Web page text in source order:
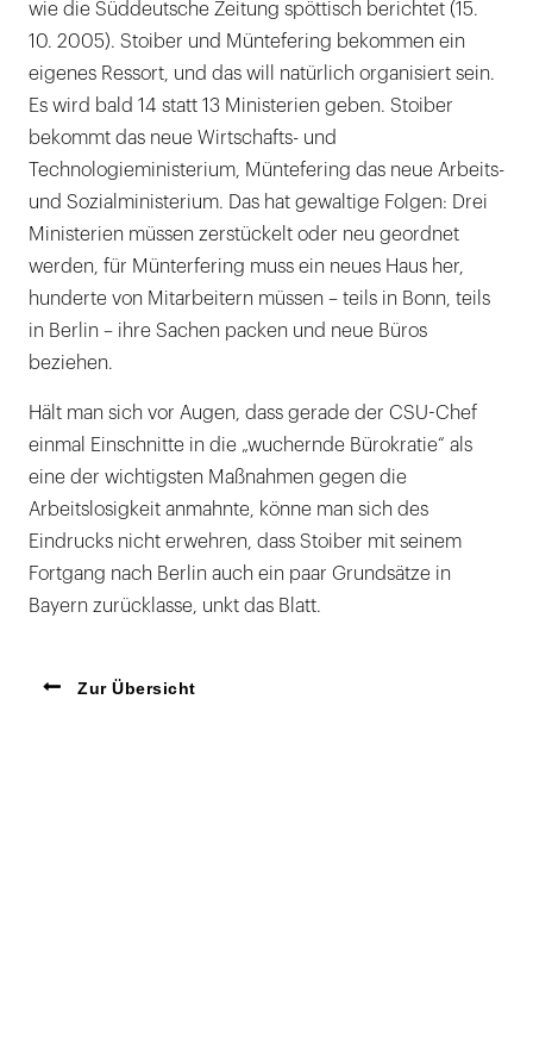
wie die Süddeutsche Zeitung spöttisch berichtet (15.
10. 2005). Stoiber und Müntefering bekommen ein
eigenes Ressort, und das will natürlich organisiert sein.
Es wird bald 14 statt 13 Ministerien geben. Stoiber
bekommt das neue Wirtschafts- und
Technologieministerium, Müntefering das neue Arbeits-
und Sozialministerium. Das hat gewaltige Folgen: Drei
Ministerien müssen zerstückelt oder neu geordnet
werden, für Münterfering muss ein neues Haus her,
hunderte von Mitarbeitern müssen – teils in Bonn, teils
in Berlin – ihre Sachen packen und neue Büros
beziehen.
Hält man sich vor Augen, dass gerade der CSU-Chef
einmal Einschnitte in die „wuchernde Bürokratie“ als
eine der wichtigsten Maßnahmen gegen die
Arbeitslosigkeit anmahnte, könne man sich des
Eindrucks nicht erwehren, dass Stoiber mit seinem
Fortgang nach Berlin auch ein paar Grundsätze in
Bayern zurücklasse, unkt das Blatt.
Zur Übersicht